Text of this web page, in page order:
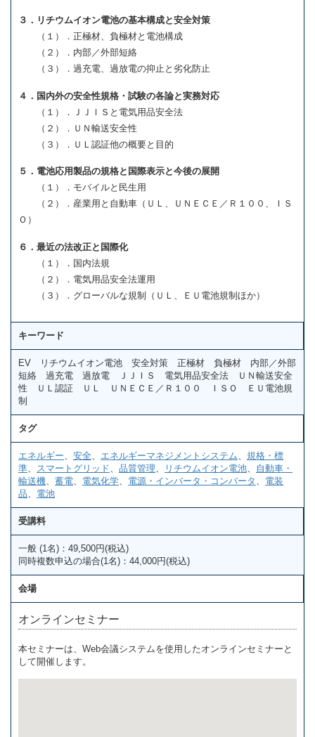
３．リチウムイオン電池の基本構成と安全対策
（１）．正極材、負極材と電池構成
（２）．内部／外部短絡
（３）．過充電、過放電の抑止と劣化防止
４．国内外の安全性規格・試験の各論と実務対応
（１）．ＪＪＩＳと電気用品安全法
（２）．ＵＮ輸送安全性
（３）．ＵＬ認証他の概要と目的
５．電池応用製品の規格と国際表示と今後の展開
（１）．モバイルと民生用
（２）．産業用と自動車（ＵＬ、ＵＮＥＣＥ／Ｒ１００、ＩＳ
Ｏ）
６．最近の法改正と国際化
（１）．国内法規
（２）．電気用品安全法運用
（３）．グローバルな規制（ＵＬ、ＥＵ電池規制ほか）
キーワード
EV リチウムイオン電池 安全対策 正極材 負極材 内部／外部
短絡 過充電 過放電 ＪＪＩＳ 電気用品安全法 ＵＮ輸送安全
性 ＵＬ認証 ＵＬ ＵＮＥＣＥ／Ｒ１００ ＩＳＯ ＥＵ電池規
制
タグ
エネルギー 安全 エネルギーマネジメントシステム
規格・標
準
スマートグリッド 品質管理 リチウムイオン電池
自動車・
輸送機
蓄電 電気化学 電源・インバータ・コンバータ
電装
品
電池
受講料
一般 (1名)：49,500円(税込)
同時複数申込の場合(1名)：44,000円(税込)
会場
オンラインセミナー
本セミナーは、Web会議システムを使用したオンラインセミナーと
して開催します。